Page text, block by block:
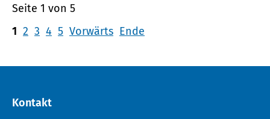
Seite 1 von 5
1 2 3 4 5 Vorwärts Ende
Kontakt